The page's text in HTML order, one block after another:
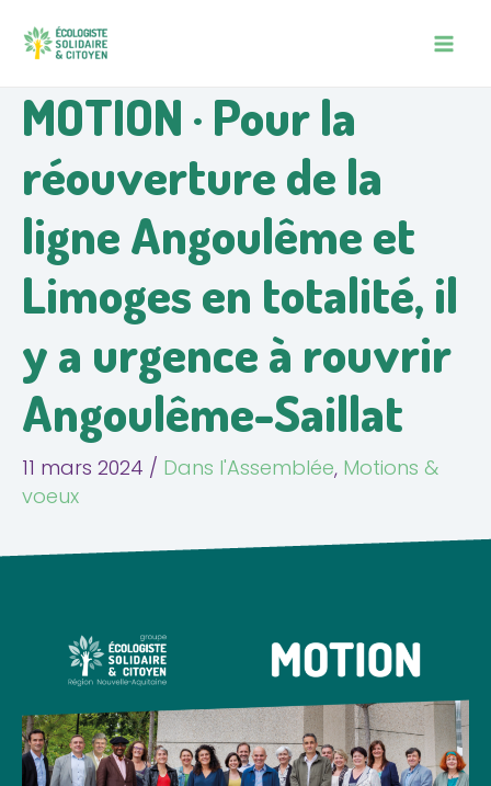
au
MAIN
MOTION · Pour la
réouverture de la
ligne Angoulême et
Limoges en totalité, il
y a urgence à rouvrir
Angoulême-Saillat
11 mars 2024 / Dans l'Assemblée, Motions &
voeux
des